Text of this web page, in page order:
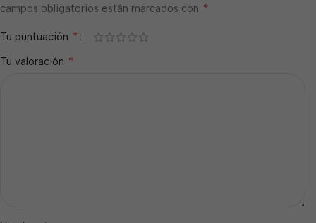
campos obligatorios están marcados con *
Tu puntuación *
Tu valoración *